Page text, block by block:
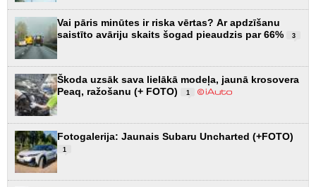
Vai pāris minūtes ir riska vērtas? Ar apdzīšanu
saistīto avāriju skaits šogad pieaudzis par 66%
3
Škoda uzsāk sava lielākā modeļa, jaunā krosovera
Peaq, ražošanu (+ FOTO)
1
Fotogalerija: Jaunais Subaru Uncharted (+FOTO)
1